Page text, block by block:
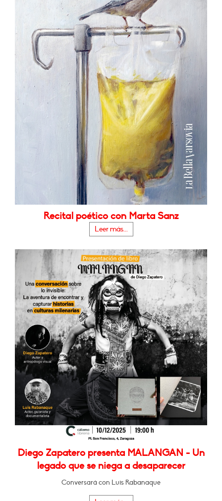
Recital poético con Marta Sanz
Leer más...
Diego Zapatero presenta MALANGAN - Un
legado que se niega a desaparecer
Conversará con Luis Rabanaque